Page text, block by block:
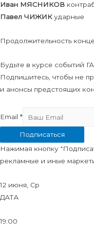
Иван МЯСНИКОВ
Павел ЧИЖИКударные
Продолжительность
Будьте в курсе событий
Подпишитесь, чтобы не
и анонсы предстоящих
Email *
Подписаться
Нажимая кнопку
рекламные и иные
12 июня, Ср
ДАТА
19:00